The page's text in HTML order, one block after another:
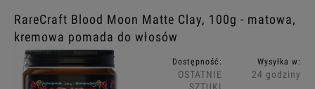
RareCraft Blood Moon Matte Clay, 100g - matowa,
kremowa pomada do włosów
Dostępność:
OSTATNIE
Wysyłka w:
24 godziny